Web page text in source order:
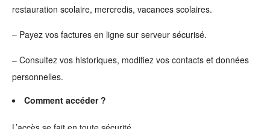
restauration scolaire, mercredis, vacances scolaires.
– Payez vos factures en ligne sur serveur sécurisé.
– Consultez vos historiques, modifiez vos contacts et données
personnelles.
Comment accéder ?